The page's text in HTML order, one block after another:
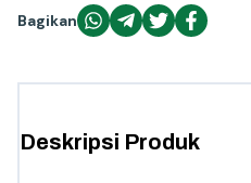
Bagikan
Deskripsi Produk